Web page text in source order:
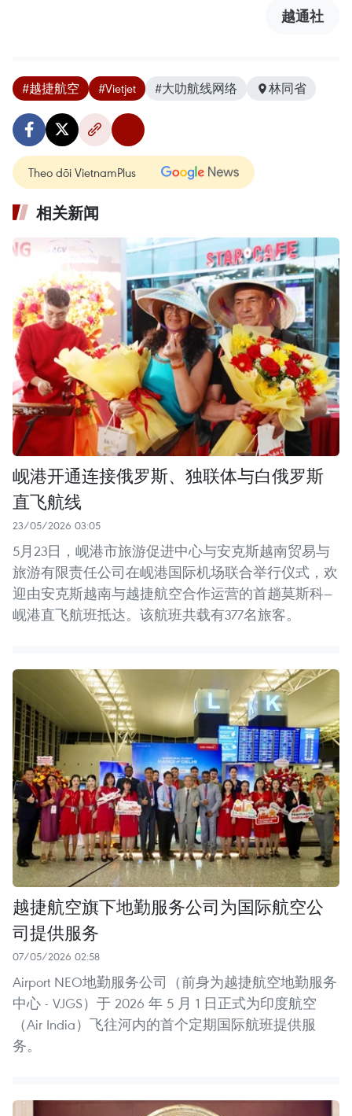
越通社
#越捷航空 #Vietjet #大叻航线网络 林同省
Theo dõi VietnamPlus
相关新闻
岘港开通连接俄罗斯、独联体与白俄罗斯
直飞航线
23/05/2026 03:05
5月23日，岘港市旅游促进中心与安克斯越南贸易与
旅游有限责任公司在岘港国际机场联合举行仪式，欢
迎由安克斯越南与越捷航空合作运营的首趟莫斯科—
岘港直飞航班抵达。该航班共载有377名旅客。
越捷航空旗下地勤服务公司为国际航空公
司提供服务
07/05/2026 02:58
Airport NEO地勤服务公司（前身为越捷航空地勤服务
中心 - VJGS）于 2026 年 5 月 1 日正式为印度航空
（Air India）飞往河内的首个定期国际航班提供服
务。